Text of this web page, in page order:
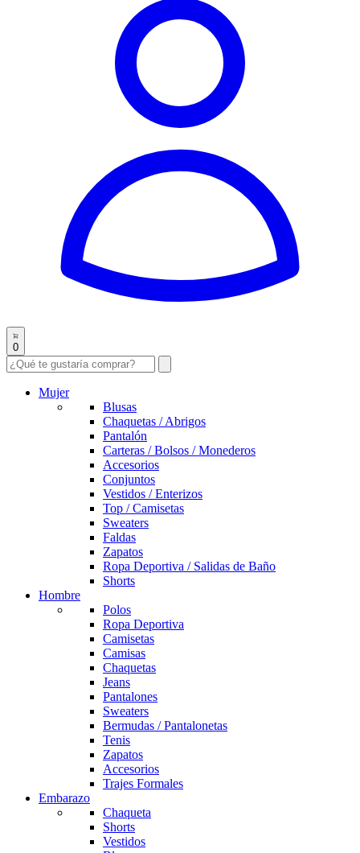
0
Mujer
Blusas
Chaquetas / Abrigos
Pantalón
Carteras / Bolsos / Monederos
Accesorios
Conjuntos
Vestidos / Enterizos
Top / Camisetas
Sweaters
Faldas
Zapatos
Ropa Deportiva / Salidas de Baño
Shorts
Hombre
Polos
Ropa Deportiva
Camisetas
Camisas
Chaquetas
Jeans
Pantalones
Sweaters
Bermudas / Pantalonetas
Tenis
Zapatos
Accesorios
Trajes Formales
Embarazo
Chaqueta
Shorts
Vestidos